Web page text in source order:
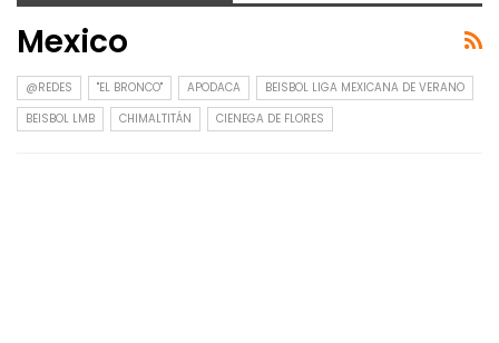
Mexico
@REDES "EL BRONCO" APODACA
BEISBOL LIGA MEXICANA DE VERANO
BEISBOL LMB
CHIMALTITÁN CIENEGA DE FLORES